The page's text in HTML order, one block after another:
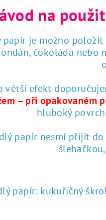
na jedlý papír
na
papír je možno
čokoláda nebo
větší efekt
– při opakovaném
hluboký
papír nesmí přijít
papír: kukuřičný